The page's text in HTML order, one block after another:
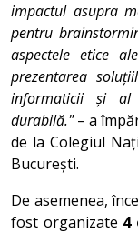
impactul asupra
pentru
aspectele etice
prezentarea
informaticii și al
durabilă."– a
de la Colegiul
București.
De asemenea,
fost organizate 4